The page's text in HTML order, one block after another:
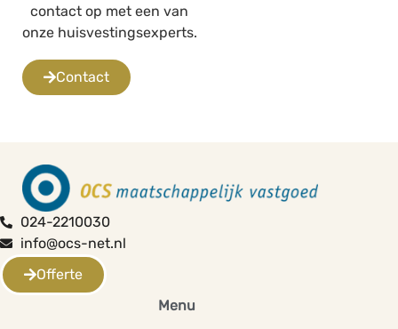
contact op met een van
onze huisvestingsexperts.
Contact
024-2210030
info@ocs-net.nl
Offerte
Menu